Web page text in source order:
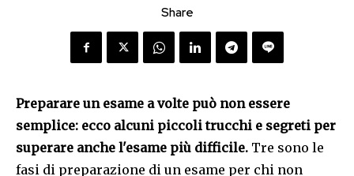
Share
Preparare un esame a volte può non essere
semplice: ecco alcuni piccoli trucchi e segreti per
superare anche l'esame più difficile. Tre sono le
fasi di preparazione di un esame per chi non